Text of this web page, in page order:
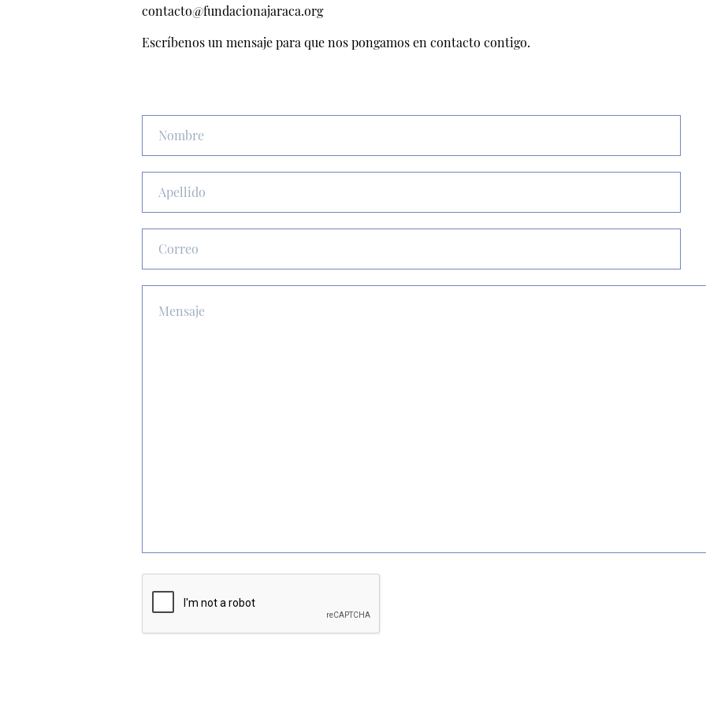
contacto@fundacionajaraca.org
Escríbenos un mensaje para que nos pongamos en contacto contigo.